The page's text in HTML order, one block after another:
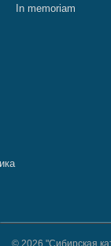
In memoriam
© 2026 "Сибирская